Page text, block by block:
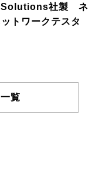
Solutions社製 ネ
トワークテスタ
覧